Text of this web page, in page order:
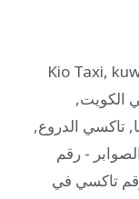
Kio Taxi,
الكويت,
, تاكسي الدروع,
- رقم
تاكسي في